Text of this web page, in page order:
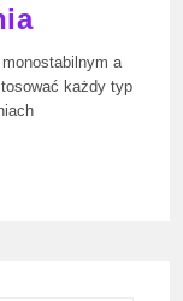
a
każdy typ